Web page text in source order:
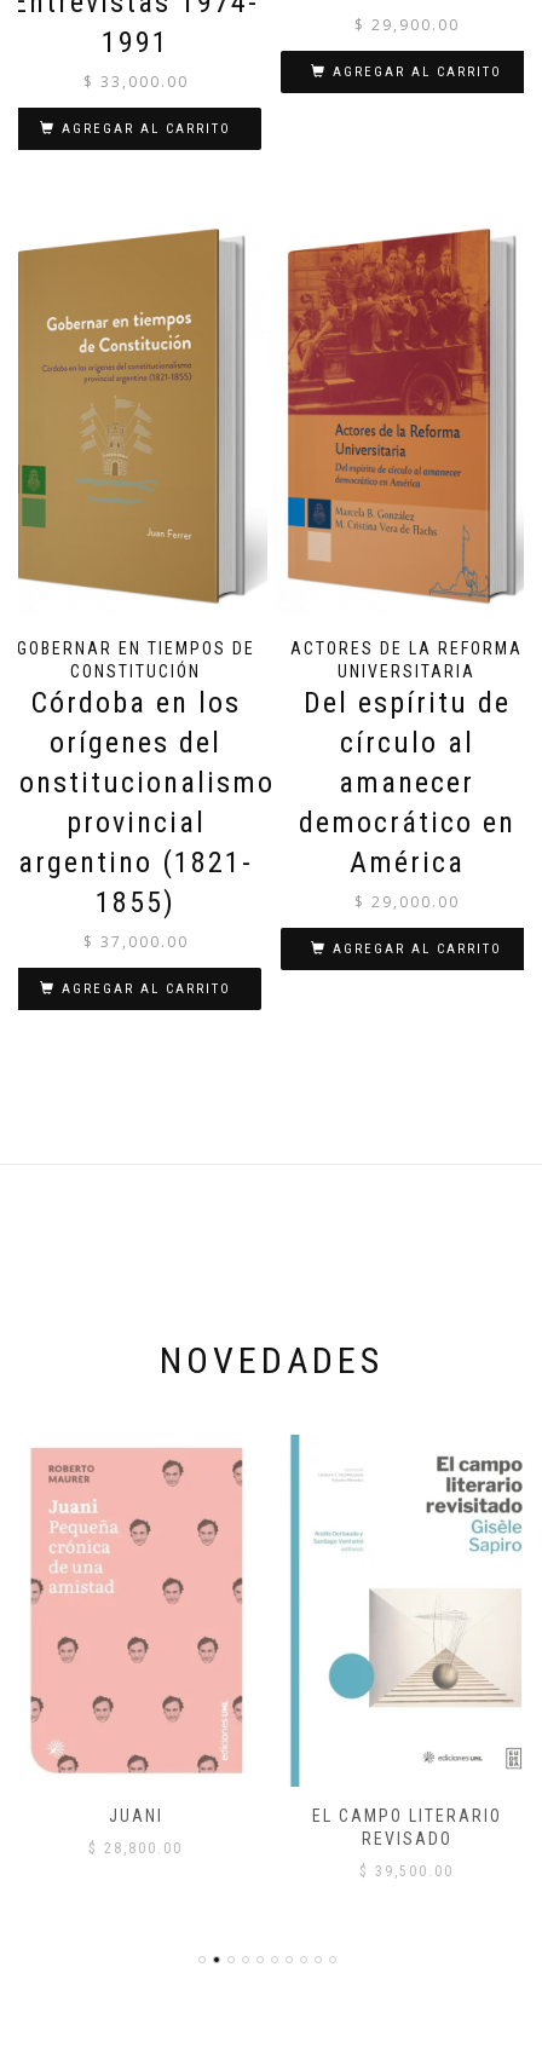
1991
$ 33,000.00
AGREGAR AL CARRITO
$ 29,900.00
AGREGAR AL CARRITO
GOBERNAR EN TIEMPOS DE
CONSTITUCIÓN
Córdoba en los
orígenes del
constitucionalismo
provincial
argentino (1821-
1855)
$ 37,000.00
AGREGAR AL CARRITO
ACTORES DE LA REFORMA
UNIVERSITARIA
Del espíritu de
círculo al
amanecer
democrático en
América
$ 29,000.00
AGREGAR AL CARRITO
NOVEDADES
JUANI
$ 28,800.00
EL CAMPO LITERARIO
REVISADO
$ 39,500.00